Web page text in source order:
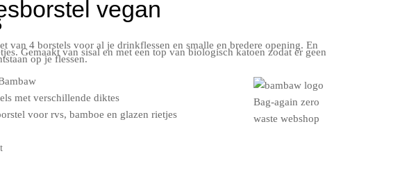
vegan
van 4 borstels voor al je drinkflessen en smalle en bredere opening. En
Gemaakt van sisal en met een top van biologisch katoen zodat er geen
op je flessen.
met verschillende diktes
voor rvs, bamboe en glazen rietjes